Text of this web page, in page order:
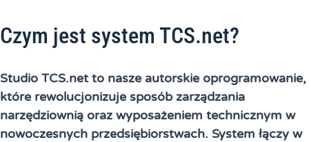
Czym jest system TCS.net?
Studio TCS.net to nasze autorskie oprogramowanie,
które rewolucjonizuje sposób zarządzania
narzędziownią oraz wyposażeniem technicznym w
nowoczesnych przedsiębiorstwach. System łączy w